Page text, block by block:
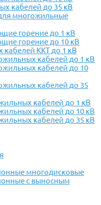
кабелей до 35 кВ
многожильные
горение до 1 кВ
горение до 10 кВ
ККТ до 1 кВ
кабелей до 1 кВ
кабелей до 10
кабелей до 35
кабелей до 1 кВ
кабелей до 10 кВ
кабелей до 35 кВ
многодисковые
с выносным